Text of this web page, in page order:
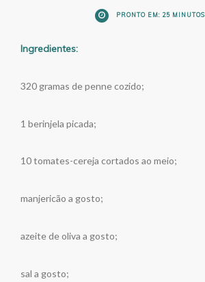
PRONTO EM: 25 MINUTOS
Ingredientes:
320 gramas de penne cozido;
1 berinjela picada;
10 tomates-cereja cortados ao meio;
manjericão a gosto;
azeite de oliva a gosto;
sal a gosto;